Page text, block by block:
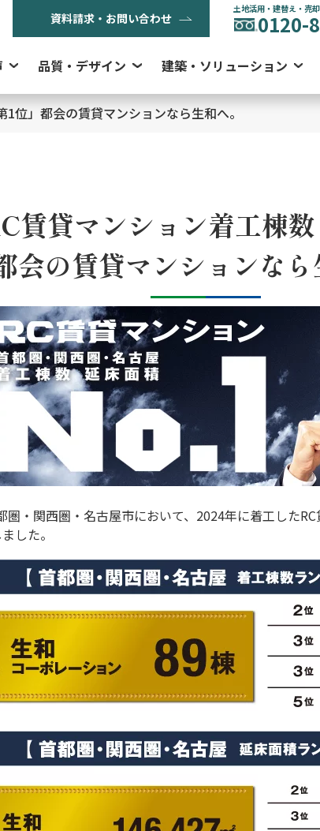
資料請求・お問い合わせ
土地活用・建替え・売
0120-
品質・デザイン 建築・ソリューション
位」都会の賃貸マンションなら生和へ。
賃貸マンション着工棟
会の賃貸マンションなら
圏・関西圏・名古屋市において、2024年に着工した
した。